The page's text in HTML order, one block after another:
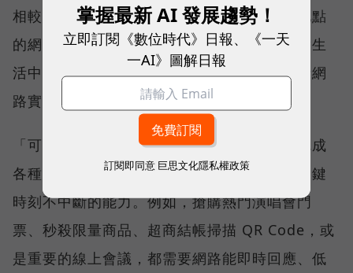
相較於傳統下載速度只反映單一時間、單一地點
的網路表現，這兩項指標更重視使用者在真實生
活中的整體體驗，因此也是最能反映電信業者網
路實力、最難取得的獎項。
「可靠性體驗」衡量的是使用者是否能順利完成
各種數位應用，因此，考驗的是網路服務在關鍵
時刻不中斷的能力。例如，搶購熱門演唱會門
票、秒殺限量商品、超商結帳掃描 QR Code，或
是重要的線上會議，都需要網路能即時回應、低
掌握最新 AI 發展趨勢！
立即訂閱《數位時代》日報、《一天
一AI》圖解日報
訂閱即同意 巨思文化隱私權政策